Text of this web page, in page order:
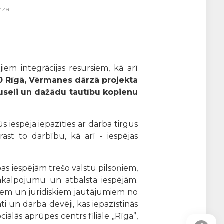
integrācijas resursiem, kā arī
Rīgā, Vērmanes dārzā projekta
un dažādu tautību kopienu
iespēja iepazīties ar darba tirgus
to darbību, kā arī - iespējas
iespējām trešo valstu pilsoņiem,
un atbalsta iespējām.
un juridiskiem jautājumiem no
un darba devēji, kas iepazīstinās
aprūpes centrs filiāle „Rīga”,